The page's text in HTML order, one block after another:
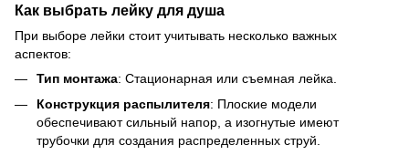
Как выбрать лейку для душа
При выборе лейки стоит учитывать несколько важных
аспектов:
Тип монтажа: Стационарная или съемная лейка.
Конструкция распылителя: Плоские модели
обеспечивают сильный напор, а изогнутые имеют
трубочки для создания распределенных струй.